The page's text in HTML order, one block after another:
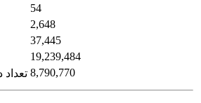
54
2,648
37,445
19,239,484
8,790,770